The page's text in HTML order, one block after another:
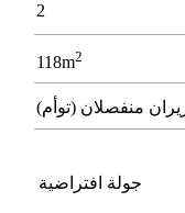
2
118m2
جولة افتراضية